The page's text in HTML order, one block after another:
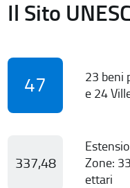
Il Sito
47
23 beni
e 24
337,48
Zone:
ettari